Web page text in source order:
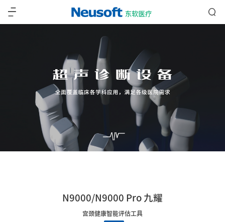
N9000/N9000 Pro 九耀
宫颈健康智能评估工具